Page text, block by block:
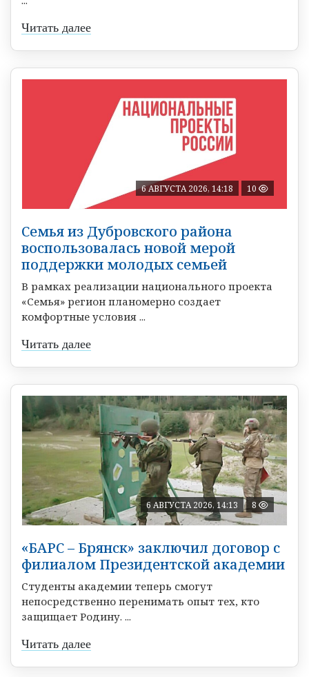
Читать далее
6 АВГУСТА 2026, 14:18 10
Семья из Дубровского района
воспользовалась новой мерой
поддержки молодых семьей
В рамках реализации национального проекта
«Семья» регион планомерно создает
комфортные условия ...
Читать далее
6 АВГУСТА 2026, 14:13 8
«БАРС – Брянск» заключил договор с
филиалом Президентской академии
Студенты академии теперь смогут
непосредственно перенимать опыт тех, кто
защищает Родину. ...
Читать далее